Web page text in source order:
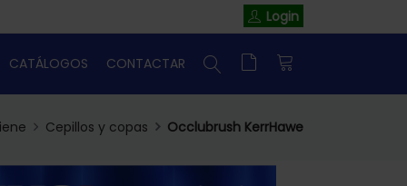
Login
CATÁLOGOS CONTACTAR
Cepillos y copas Occlubrush KerrHawe